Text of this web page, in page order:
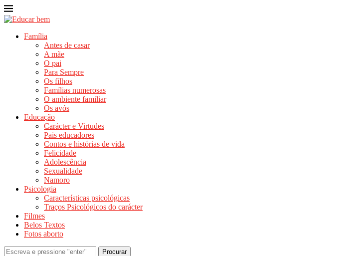
Família
Antes de casar
A mãe
O pai
Para Sempre
Os filhos
Famílias numerosas
O ambiente familiar
Os avós
Educação
Carácter e Virtudes
Pais educadores
Contos e histórias de vida
Felicidade
Adolescência
Sexualidade
Namoro
Psicologia
Características psicológicas
Traços Psicológicos do carácter
Filmes
Belos Textos
Fotos aborto
Procurar